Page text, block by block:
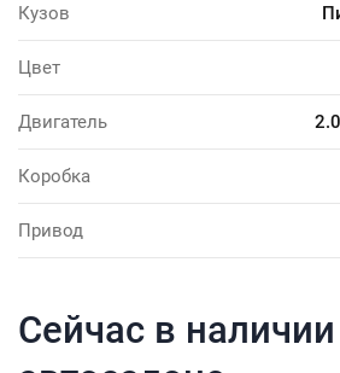
Кузов
Цвет
Двигатель
Коробка
Привод
Сейчас в